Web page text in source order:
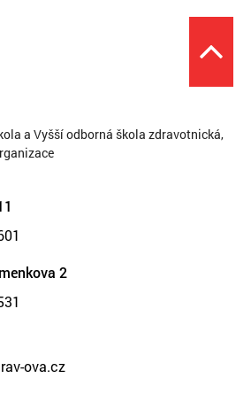
a Vyšší odborná škola zdravotnická,
2
ova.cz